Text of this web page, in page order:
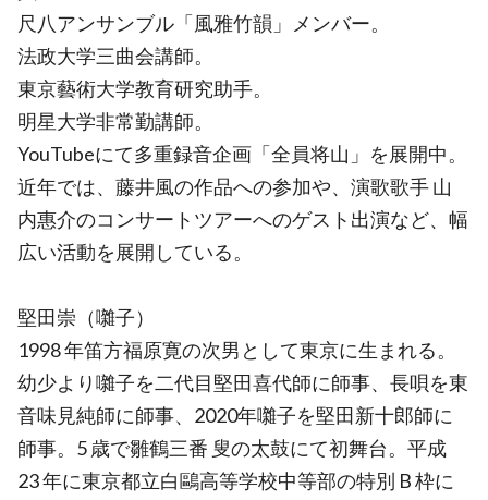
尺八アンサンブル「風雅竹韻」メンバー。
法政大学三曲会講師。
東京藝術大学教育研究助手。
明星大学非常勤講師。
YouTubeにて多重録音企画「全員将山」を展開中。
近年では、藤井風の作品への参加や、演歌歌手 山
内惠介のコンサートツアーへのゲスト出演など、幅
広い活動を展開している。
堅田崇（囃子）
1998 年笛方福原寛の次男として東京に生まれる。
幼少より囃子を二代目堅田喜代師に師事、長唄を東
音味見純師に師事、2020年囃子を堅田新十郎師に
師事。5 歳で雛鶴三番 叟の太鼓にて初舞台。平成
23 年に東京都立白鷗高等学校中等部の特別 B 枠に